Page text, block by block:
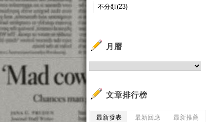
不分類(23)
月曆
文章排行榜
最新發表 最新回應
最新推薦